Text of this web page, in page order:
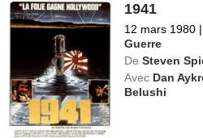
1941
12 mars 1980 |
Guerre
De Steven
Avec Dan
Belushi